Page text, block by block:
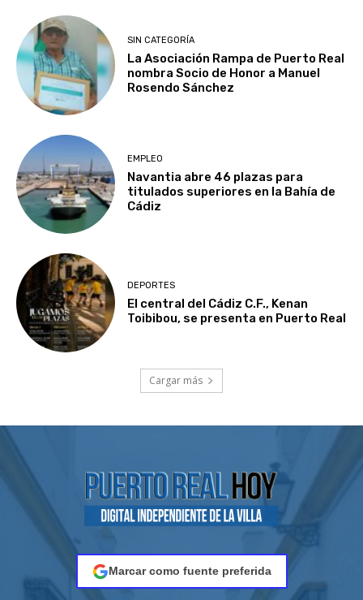
SIN CATEGORÍA
La Asociación Rampa de Puerto Real
nombra Socio de Honor a Manuel
Rosendo Sánchez
EMPLEO
Navantia abre 46 plazas para
titulados superiores en la Bahía de
Cádiz
DEPORTES
El central del Cádiz C.F., Kenan
Toibibou, se presenta en Puerto Real
Cargar más
Marcar como fuente preferida